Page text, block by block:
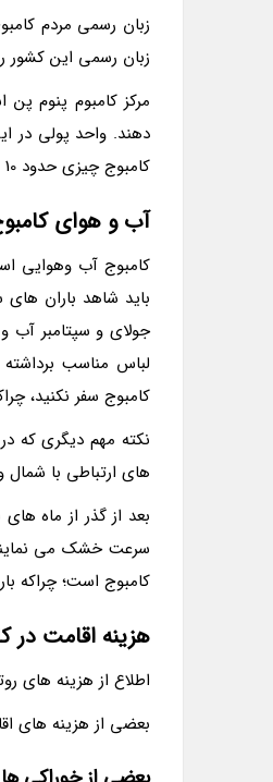
زبان رسمی این کشور
کامبوج چیزی حدود 10 برابر ریال ایران ارزش دارد.
آب و هوای
کامبوج آب وهوایی
باید شاهد باران
جولای و سپتامبر آب
لباس مناسب
کامبوج سفر نکنید،
نکته مهم دیگری که
های ارتباطی با
بعد از گذر از ماه
سرعت خشک می
کامبوج است؛ چراکه
هزینه اقامت در
اطلاع از هزینه های
بعضی از هزینه های